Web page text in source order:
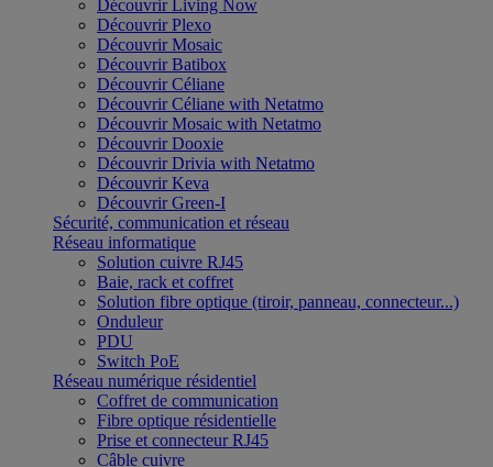
Découvrir Living Now
Découvrir Plexo
Découvrir Mosaic
Découvrir Batibox
Découvrir Céliane
Découvrir Céliane with Netatmo
Découvrir Mosaic with Netatmo
Découvrir Dooxie
Découvrir Drivia with Netatmo
Découvrir Keva
Découvrir Green-I
Sécurité, communication et réseau
Réseau informatique
Solution cuivre RJ45
Baie, rack et coffret
Solution fibre optique (tiroir, panneau, connecteur...)
Onduleur
PDU
Switch PoE
Réseau numérique résidentiel
Coffret de communication
Fibre optique résidentielle
Prise et connecteur RJ45
Câble cuivre